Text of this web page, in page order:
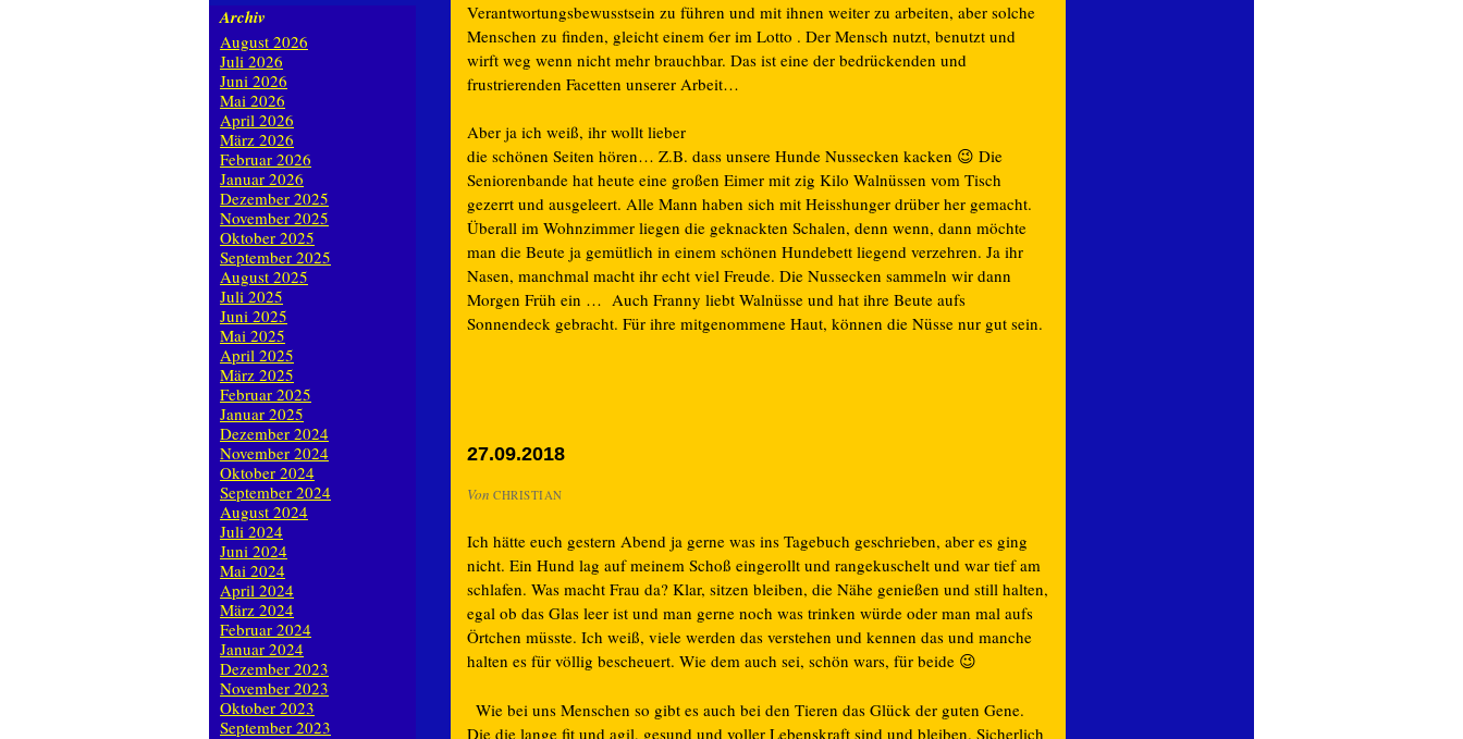
Verantwortungsbewusstsein zu führen und mit ihnen weiter zu arbeiten, aber solche
Menschen zu finden, gleicht einem 6er im Lotto . Der Mensch nutzt, benutzt und
wirft weg wenn nicht mehr brauchbar. Das ist eine der bedrückenden und
frustrierenden Facetten unserer Arbeit…
Aber ja ich weiß, ihr wollt lieber
die schönen Seiten hören… Z.B. dass unsere Hunde Nussecken kacken 😉 Die
Seniorenbande hat heute eine großen Eimer mit zig Kilo Walnüssen vom Tisch
gezerrt und ausgeleert. Alle Mann haben sich mit Heisshunger drüber her gemacht.
Überall im Wohnzimmer liegen die geknackten Schalen, denn wenn, dann möchte
man die Beute ja gemütlich in einem schönen Hundebett liegend verzehren. Ja ihr
Nasen, manchmal macht ihr echt viel Freude. Die Nussecken sammeln wir dann
Morgen Früh ein … Auch Franny liebt Walnüsse und hat ihre Beute aufs
Sonnendeck gebracht. Für ihre mitgenommene Haut, können die Nüsse nur gut sein.
27.09.2018
Von CHRISTIAN
Ich hätte euch gestern Abend ja gerne was ins Tagebuch geschrieben, aber es ging
nicht. Ein Hund lag auf meinem Schoß eingerollt und rangekuschelt und war tief am
schlafen. Was macht Frau da? Klar, sitzen bleiben, die Nähe genießen und still halten,
egal ob das Glas leer ist und man gerne noch was trinken würde oder man mal aufs
Örtchen müsste. Ich weiß, viele werden das verstehen und kennen das und manche
halten es für völlig bescheuert. Wie dem auch sei, schön wars, für beide 😉
Wie bei uns Menschen so gibt es auch bei den Tieren das Glück der guten Gene.
Die die lange fit und agil, gesund und voller Lebenskraft sind und bleiben. Sicherlich
Archiv
August 2026
Juli 2026
Juni 2026
Mai 2026
April 2026
März 2026
Februar 2026
Januar 2026
Dezember 2025
November 2025
Oktober 2025
September 2025
August 2025
Juli 2025
Juni 2025
Mai 2025
April 2025
März 2025
Februar 2025
Januar 2025
Dezember 2024
November 2024
Oktober 2024
September 2024
August 2024
Juli 2024
Juni 2024
Mai 2024
April 2024
März 2024
Februar 2024
Januar 2024
Dezember 2023
November 2023
Oktober 2023
September 2023